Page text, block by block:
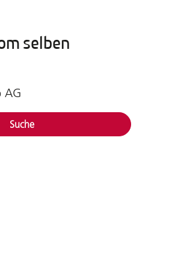
selben
AG
Suche